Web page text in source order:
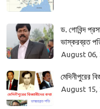
ড. গোবিন্দ
ভাস্করব্রত
August 06,
মেদিনীপুরের
August 15,